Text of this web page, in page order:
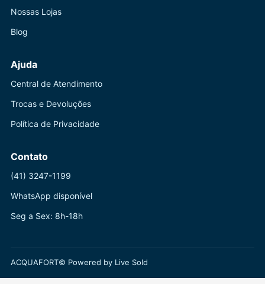
Nossas Lojas
Blog
Ajuda
Central de Atendimento
Trocas e Devoluções
Política de Privacidade
Contato
(41) 3247-1199
WhatsApp disponível
Seg a Sex: 8h-18h
ACQUAFORT© Powered by Live Sold